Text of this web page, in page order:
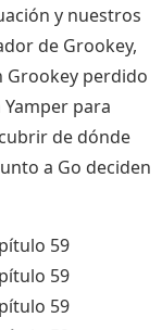
y nuestros
de Grookey,
Grookey perdido
para
de dónde
a Go deciden